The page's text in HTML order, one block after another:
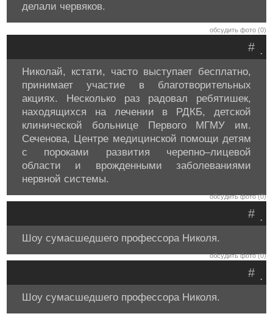
делали червяков.
обсудить фото (0)
.
#
Николай, кстати, часто выступает бесплатно,
принимает участие в благотворительных
акциях. Несколько раз радовал ребятишек,
находящихся на лечении в РДКБ, детской
клинической больнице Первого МГМУ им.
Сеченова, Центре медицинской помощи детям
с пороками развития черепно–лицевой
области и врожденными заболеваниями
нервной системы.
обсудить фото (0)
.
#
Шоу сумасшедшего профессора Николя.
обсудить фото (0)
.
#
Шоу сумасшедшего профессора Николя.